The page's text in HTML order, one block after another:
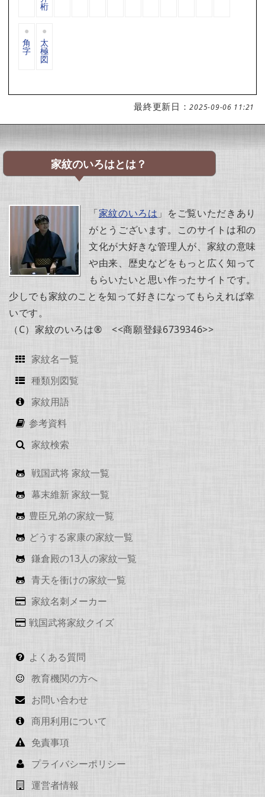
桁
角
字
太
極
図
最終更新日：2025-09-06 11:21
家紋のいろはとは？
「家紋のいろは 」をご覧いただきあり
がとうございます。このサイトは和の
文化が大好きな管理人が、家紋の意味
や由来、歴史などをもっと広く知って
もらいたいと思い作ったサイトです。
少しでも家紋のことを知って好きになってもらえれば幸
いです。
（C）家紋のいろは® <<商願登録6739346>>
家紋名一覧
種類別図覧
家紋用語
参考資料
家紋検索
戦国武将 家紋一覧
幕末維新 家紋一覧
豊臣兄弟の家紋一覧
どうする家康の家紋一覧
鎌倉殿の13人の家紋一覧
青天を衝けの家紋一覧
家紋名刺メーカー
戦国武将家紋クイズ
よくある質問
教育機関の方へ
お問い合わせ
商用利用について
免責事項
プライバシーポリシー
運営者情報